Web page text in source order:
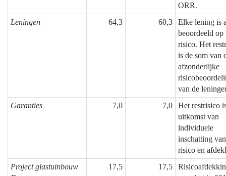
ORR.
Leningen
64,3 60,3
Elke lening is
beoordeeld op
risico. Het
is de som van
afzonderlijke
van de
Garanties
7,0 7,0
Het restrisico
uitkomst van
individuele
inschatting van
risico en
Project glastuinbouw
17,5 17,5